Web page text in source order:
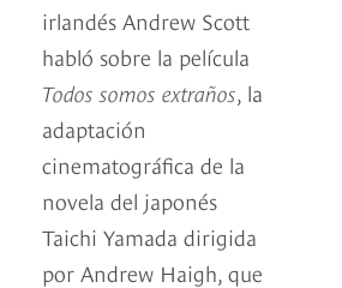
irlandés Andrew Scott
habló sobre la película
Todos somos extraños , la
adaptación
cinematográfica de la
novela del japonés
Taichi Yamada dirigida
por Andrew Haigh, que